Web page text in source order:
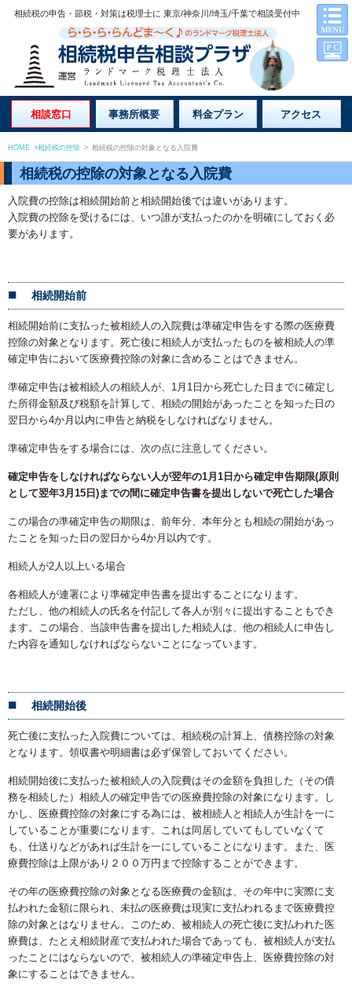
相続税の申告・節税・対策は税理士に 東京/神奈川/埼玉/千葉で相談受付中
相談窓口 事務所概要 料金プラン アクセス
HOME >相続税の控除 > 相続税の控除の対象となる入院費
相続税の控除の対象となる入院費
入院費の控除は相続開始前と相続開始後では違いがあります。
入院費の控除を受けるには、いつ誰が支払ったのかを明確にしておく必
要があります。
相続開始前
相続開始前に支払った被相続人の入院費は準確定申告をする際の医療費
控除の対象となります。死亡後に相続人が支払ったものを被相続人の準
確定申告において医療費控除の対象に含めることはできません。
準確定申告は被相続人の相続人が、1月1日から死亡した日までに確定し
た所得金額及び税額を計算して、相続の開始があったことを知った日の
翌日から4か月以内に申告と納税をしなければなりません。
準確定申告をする場合には、次の点に注意してください。
確定申告をしなければならない人が翌年の1月1日から確定申告期限(原則
として翌年3月15日)までの間に確定申告書を提出しないで死亡した場合
この場合の準確定申告の期限は、前年分、本年分とも相続の開始があっ
たことを知った日の翌日から4か月以内です。
相続人が2人以上いる場合
各相続人が連署により準確定申告書を提出することになります。
ただし、他の相続人の氏名を付記して各人が別々に提出することもでき
ます。この場合、当該申告書を提出した相続人は、他の相続人に申告し
た内容を通知しなければならないことになっています。
相続開始後
死亡後に支払った入院費については、相続税の計算上、債務控除の対象
となります。領収書や明細書は必ず保管しておいてください。
相続開始後に支払った被相続人の入院費はその金額を負担した（その債
務を相続した）相続人の確定申告での医療費控除の対象になります。し
かし、医療費控除の対象にする為には、被相続人と相続人が生計を一に
していることが重要になります。これは同居していてもしていなくて
も、仕送りなどがあれば生計を一にしていることになります。また、医
療費控除は上限があり２００万円まで控除することができます。
その年の医療費控除の対象となる医療費の金額は、その年中に実際に支
払われた金額に限られ、未払の医療費は現実に支払われるまで医療費控
除の対象とはなりません。このため、被相続人の死亡後に支払われた医
療費は、たとえ相続財産で支払われた場合であっても、被相続人が支払
ったことにはならないので、被相続人の準確定申告上、医療費控除の対
象にすることはできません。